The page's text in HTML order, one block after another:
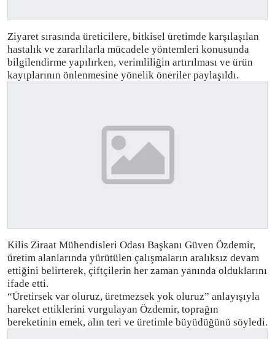
Ziyaret sırasında üreticilere, bitkisel üretimde karşılaşılan
hastalık ve zararlılarla mücadele yöntemleri konusunda
bilgilendirme yapılırken, verimliliğin artırılması ve ürün
kayıplarının önlenmesine yönelik öneriler paylaşıldı.
Kilis Ziraat Mühendisleri Odası Başkanı Güven Özdemir,
üretim alanlarında yürütülen çalışmaların aralıksız devam
ettiğini belirterek, çiftçilerin her zaman yanında olduklarını
ifade etti.
“Üretirsek var oluruz, üretmezsek yok oluruz” anlayışıyla
hareket ettiklerini vurgulayan Özdemir, toprağın
bereketinin emek, alın teri ve üretimle büyüdüğünü söyledi.